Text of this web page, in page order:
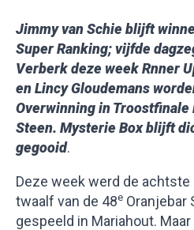
Jimmy van Schie blijft
Super Ranking; vijfde
Verberk deze week Rnner
en Lincy Gloudemans
Overwinning in Troostfinale
Steen. Mysterie Box blijft
gegooid.
Deze week werd de achtste
twaalf van de 48e Oranjebar
gespeeld in Mariahout.